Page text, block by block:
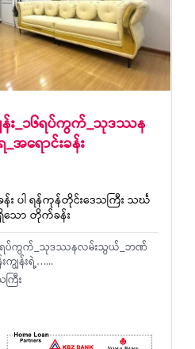
ျွန်း_၁၆ရပ်ကွက်_သုဒဿန
ရောင်းခန်း
ခန်း ပါ ရန်ကုန်တိုင်းဒေသကြီး သင်္ဃ
ရှိသော တိုက်ခန်း
_၁၆ရပ်ကွက်_သုဒဿနလမ်းသွယ်_ဘဏ်
ကျွန်းရဲ့…...
ြီး